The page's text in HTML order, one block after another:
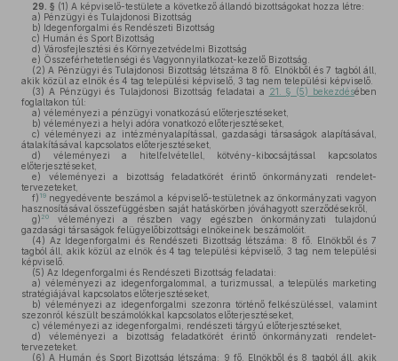
29. § (1) A képviselő-testülete a következő állandó bizottságokat hozza létre:
a) Pénzügyi és Tulajdonosi Bizottság
b) Idegenforgalmi és Rendészeti Bizottság
c) Humán és Sport Bizottság
d) Városfejlesztési és Környezetvédelmi Bizottság
e) Összeférhetetlenségi és Vagyonnyilatkozat-kezelő Bizottság.
(2) A Pénzügyi és Tulajdonosi Bizottság létszáma 8 fő. Elnökből és 7 tagból áll,
akik közül az elnök és 4 tag települési képviselő, 3 tag nem települési képviselő.
(3) A Pénzügyi és Tulajdonosi Bizottság feladatai a 21. § (5) bekezdésében
foglaltakon túl:
a) véleményezi a pénzügyi vonatkozású előterjesztéseket,
b) véleményezi a helyi adóra vonatkozó előterjesztéseket,
c) véleményezi az intézményalapítással, gazdasági társaságok alapításával,
átalakításával kapcsolatos előterjesztéseket,
d) véleményezi a hitelfelvétellel, kötvény-kibocsájtással kapcsolatos
előterjesztéseket,
e) véleményezi a bizottság feladatkörét érintő önkormányzati rendelet-
tervezeteket,
f) 19 negyedévente beszámol a képviselő-testületnek az önkormányzati vagyon
hasznosításával összefüggésben saját hatáskörben jóváhagyott szerződésekről,
g) 20
véleményezi a részben vagy egészben önkormányzati tulajdonú
gazdasági társaságok felügyelőbizottsági elnökeinek beszámolóit.
(4) Az Idegenforgalmi és Rendészeti Bizottság létszáma: 8 fő. Elnökből és 7
tagból áll, akik közül az elnök és 4 tag települési képviselő, 3 tag nem települési
képviselő.
(5) Az Idegenforgalmi és Rendészeti Bizottság feladatai:
a) véleményezi az idegenforgalommal, a turizmussal, a település marketing
stratégiájával kapcsolatos előterjesztéseket,
b) véleményezi az idegenforgalmi szezonra történő felkészüléssel, valamint
szezonról készült beszámolókkal kapcsolatos előterjesztéseket,
c) véleményezi az idegenforgalmi, rendészeti tárgyú előterjesztéseket,
d) véleményezi a bizottság feladatkörét érintő önkormányzati rendelet-
tervezeteket.
(6) A Humán és Sport Bizottság létszáma: 9 fő. Elnökből és 8 tagból áll, akik